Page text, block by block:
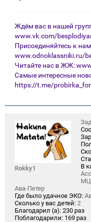
Ждём вас в нашей
www.vk.com/
Присоединяйтесь к
www.odnoklassniki.ru/
Читайте нас в ЖЖ:
Самые интересные
https://t.me/
Rokky1
В
Ава-Петер
Где было удачное ЭКО:
Сколько у вас детей: 2
Благодарил (а): 230 раз
Поблагодарили: 169 раз